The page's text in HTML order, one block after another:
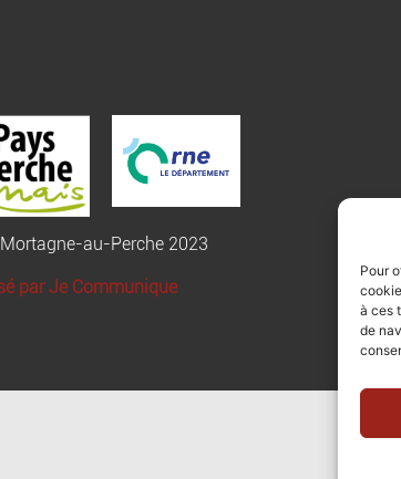
Pour
à ces
de
au-Perche 2023
par Je Communique